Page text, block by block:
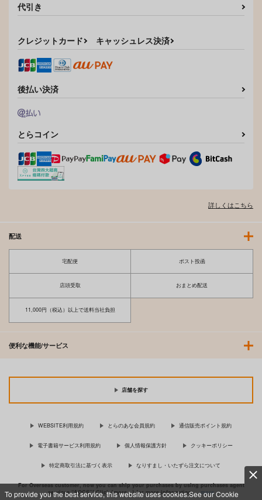
To provide you the best service, this website uses cookies.See our Cookie
代引き
クレジットカード キャッシュレス決済
後払い決済
とらコイン
詳しくはこちら
配送
宅配便 ポスト投函
店頭受取 おまとめ配送
11,000円（税込）以上で送料当社負担
便利な機能/サービス
店舗を探す
WEBSITE利用規約 とらのあな会員規約 通信販売ポイント規約
電子書籍サービス利用規約 個人情報保護方針 クッキーポリシー
特定商取引法に基づく表示 なりすまし・いたずら注文について
For Overseas customer, now you can ship your purchases by using purchases agent
services “AOCS”! Click {more…} for more information …more